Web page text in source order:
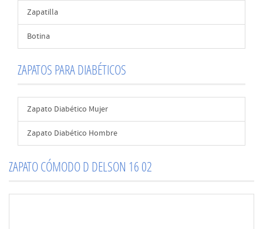
Zapatilla
Botina
ZAPATOS PARA DIABÉTICOS
Zapato Diabético Mujer
Zapato Diabético Hombre
ZAPATO CÓMODO D DELSON 16 02